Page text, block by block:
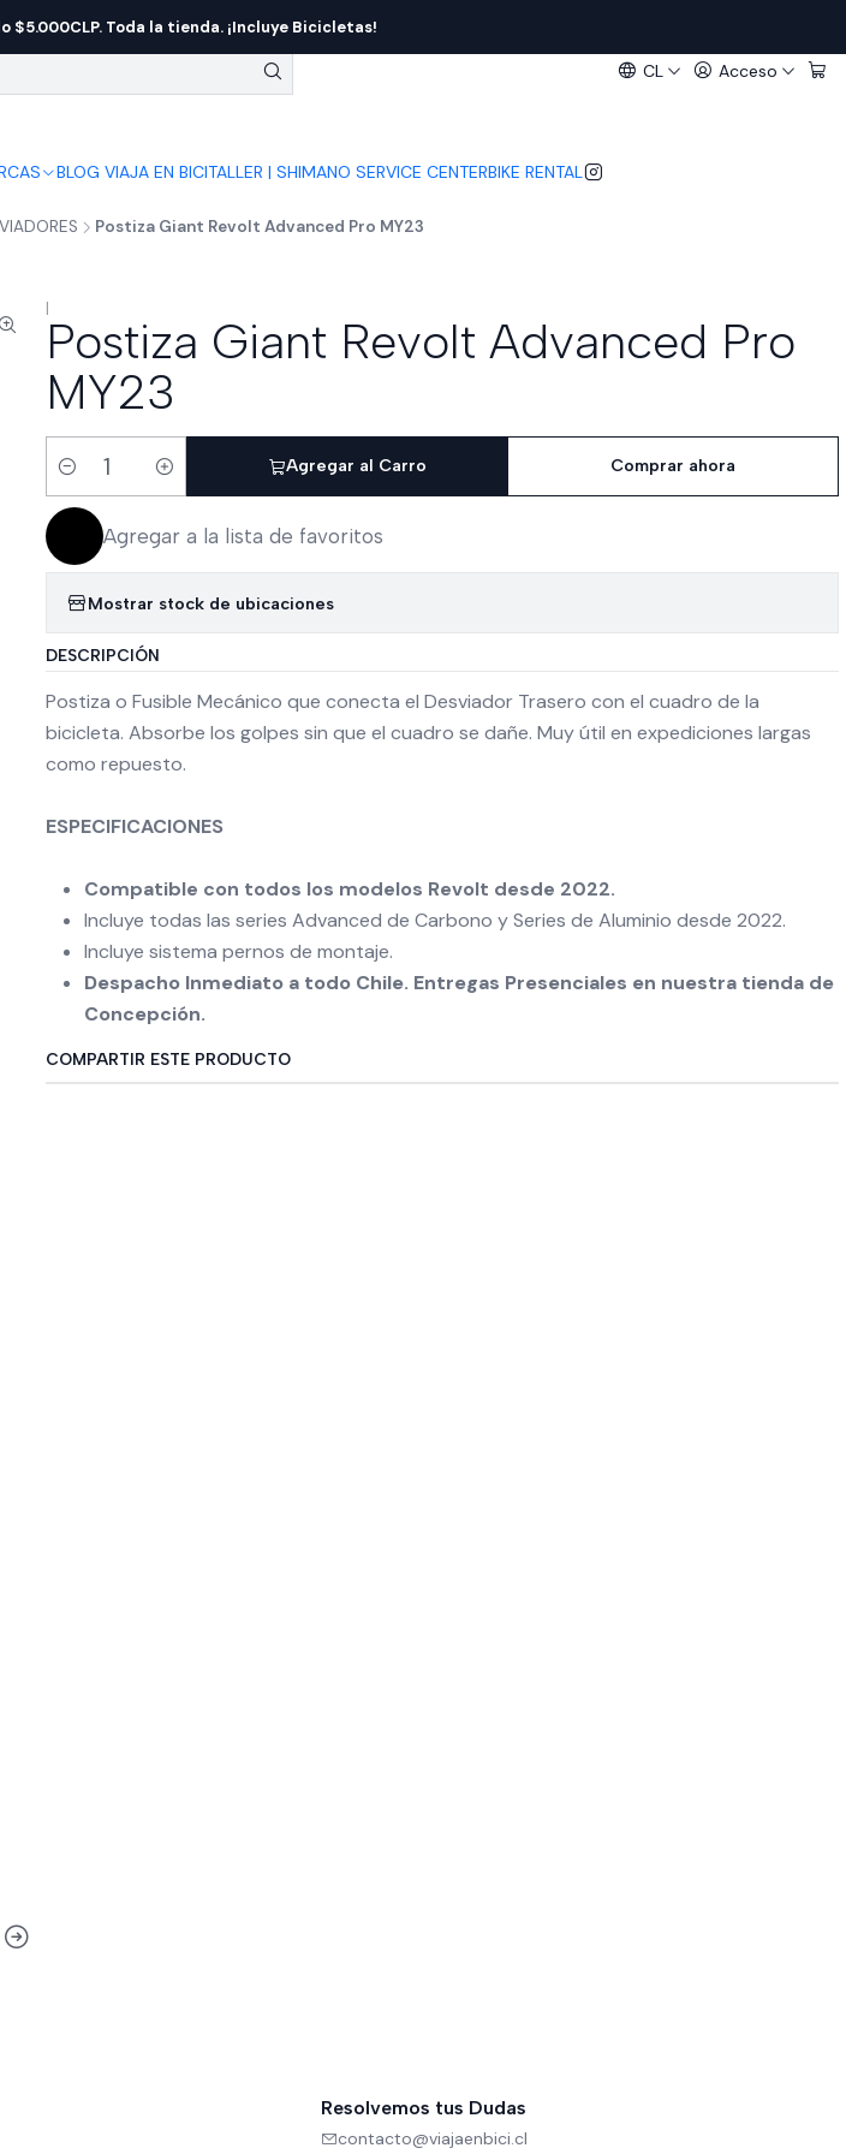
CL Acceso
BLOG VIAJA EN BICITALLER | SHIMANO SERVICE CENTERBIKE RENTAL
$5.000CLP. Toda la tienda. ¡Incluye Bicicletas!
Postiza Giant Revolt Advanced Pro MY23
|
Postiza Giant Revolt Advanced Pro
MY23
Cantidad
Agregar al Carro Comprar ahora
Agregar a la lista de favoritos
Mostrar stock de ubicaciones
DESCRIPCIÓN
Postiza o Fusible Mecánico que conecta el Desviador Trasero con el cuadro de la
bicicleta. Absorbe los golpes sin que el cuadro se dañe. Muy útil en expediciones largas
como repuesto.
ESPECIFICACIONES
Compatible con todos los modelos Revolt desde 2022.
Incluye todas las series Advanced de Carbono y Series de Aluminio desde 2022.
Incluye sistema pernos de montaje.
Despacho Inmediato a todo Chile. Entregas Presenciales en nuestra tienda de
Concepción.
COMPARTIR ESTE PRODUCTO
Resolvemos tus Dudas
contacto@viajaenbici.cl